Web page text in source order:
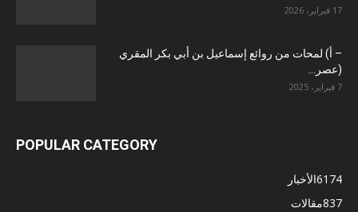
17 فبراير، 2026
– أ) لمحات من روائع إسماعيل بن أبي بكر المقري
(عصر...
7 فبراير، 2025
POPULAR CATEGORY
الأخبار6174
مقالات837